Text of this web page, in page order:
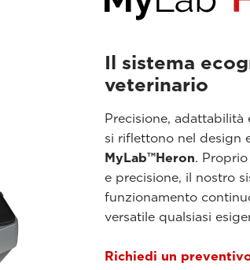
Il sistema
veterinario
Precisione, adattabilità
si riflettono nel design
MyLab™Heron.
e precisione, il nostro
funzionamento
versatile qualsiasi
Richiedi un